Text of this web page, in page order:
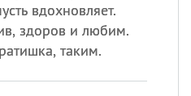
вдохновляет.
здоров и любим.
таким.